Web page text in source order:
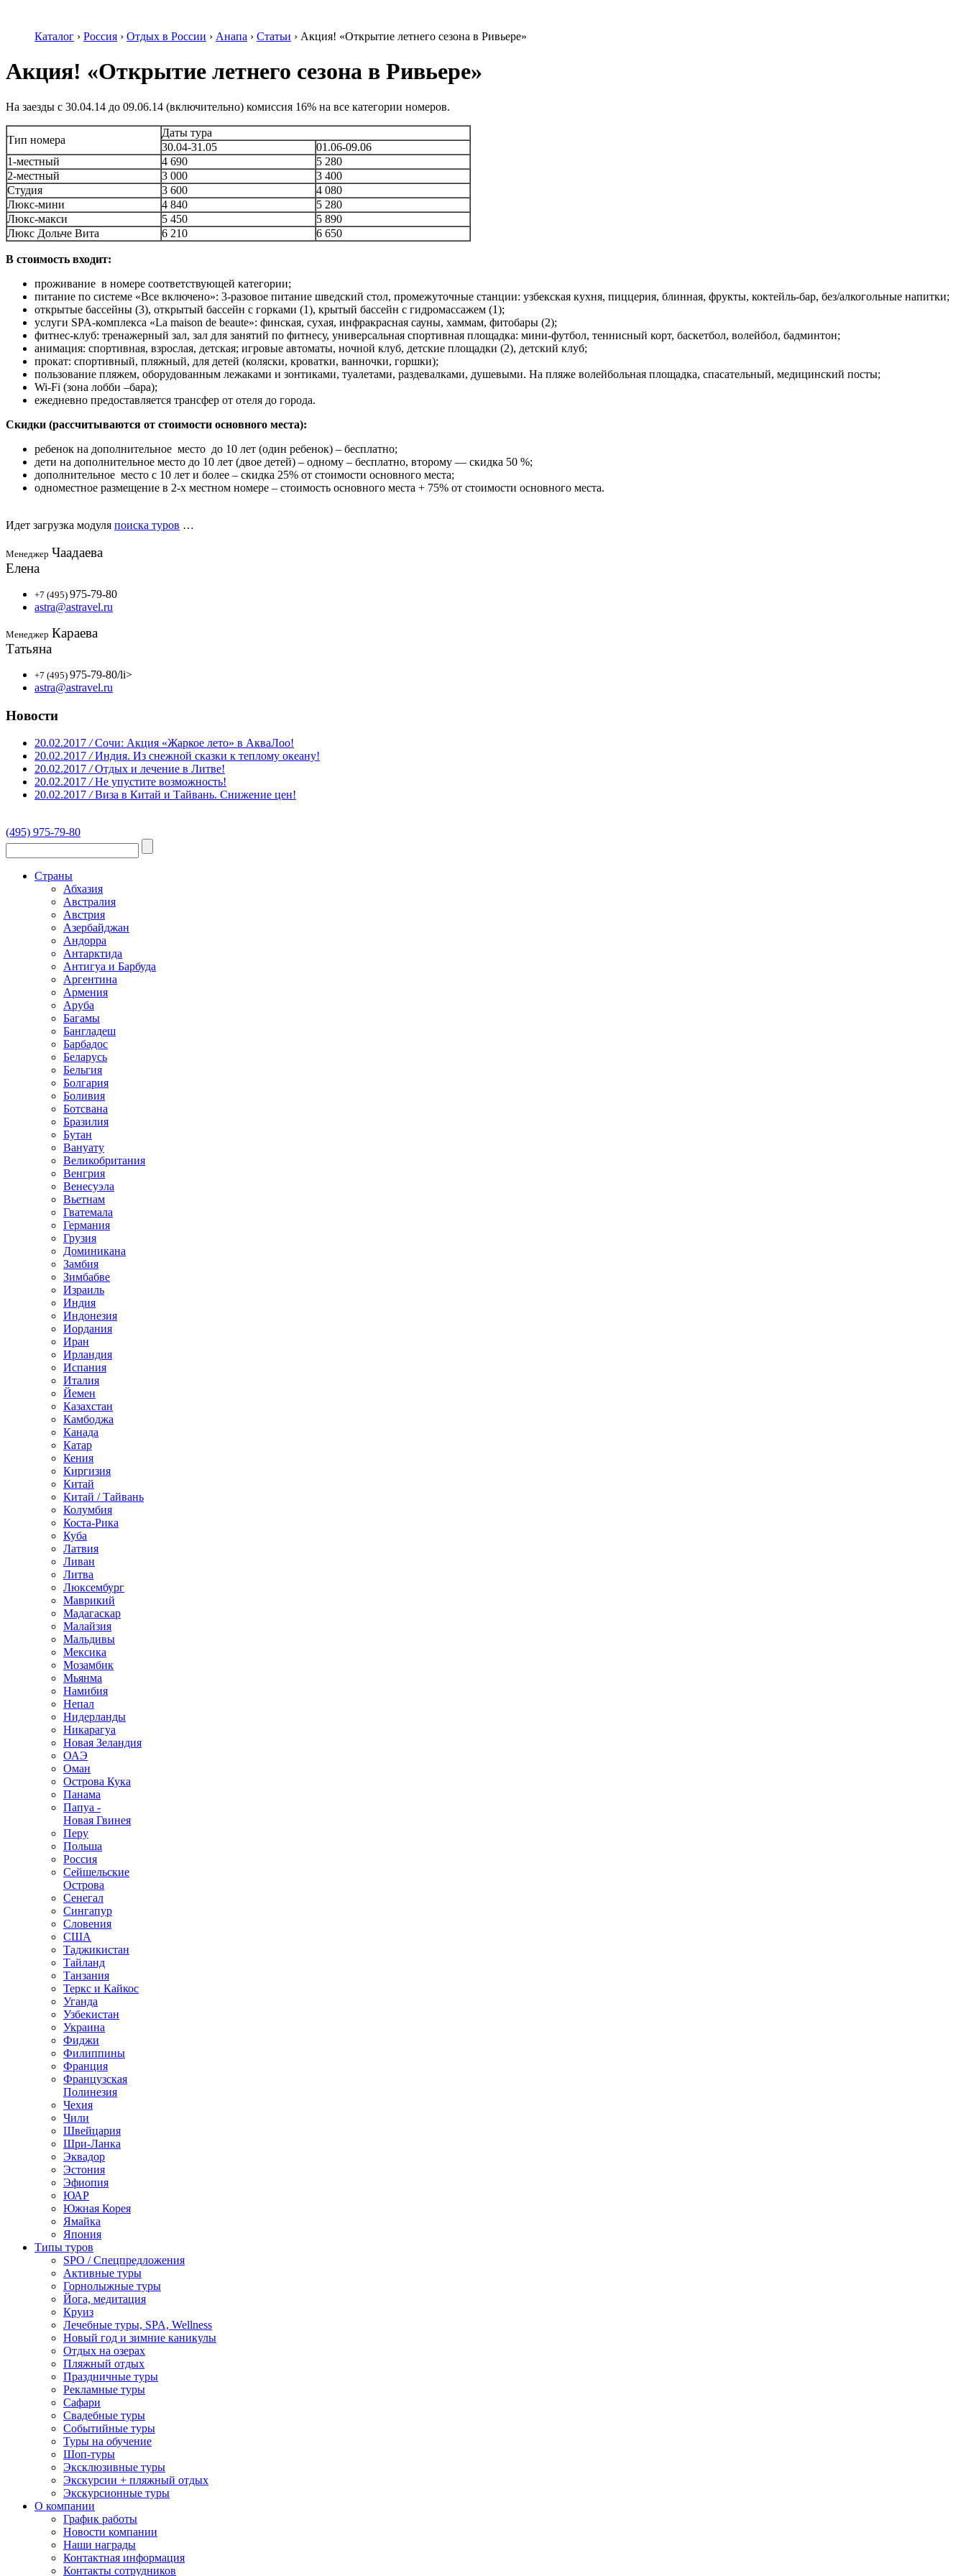
Каталог › Россия › Отдых в России › Анапа › Статьи › Акция! «Открытие летнего сезона в Ривьере»
Акция! «Открытие летнего сезона в Ривьере»
На заезды с 30.04.14 до 09.06.14 (включительно) комиссия 16% на все категории номеров.
Тип номера
Даты тура
30.04-31.05
01.06-09.06
1-местный
4 690
5 280
2-местный
3 000
3 400
Студия
3 600
4 080
Люкс-мини
4 840
5 280
Люкс-макси
5 450
5 890
Люкс Дольче Вита
6 210 6 650
В стоимость входит:
проживание в номере соответствующей категории;
питание по системе «Все включено»: 3-разовое питание шведский стол, промежуточные станции: узбекская кухня, пиццерия, блинная, фрукты, коктейль-бар, без/алкогольные напитки;
открытые бассейны (3), открытый бассейн с горками (1), крытый бассейн с гидромассажем (1);
услуги SPA-комплекса «La maison de beaute»: финская, сухая, инфракрасная сауны, хаммам, фитобары (2);
фитнес-клуб: тренажерный зал, зал для занятий по фитнесу, универсальная спортивная площадка: мини-футбол, теннисный корт, баскетбол, волейбол, бадминтон;
анимация: спортивная, взрослая, детская; игровые автоматы, ночной клуб, детские площадки (2), детский клуб;
прокат: спортивный, пляжный, для детей (коляски, кроватки, ванночки, горшки);
пользование пляжем, оборудованным лежаками и зонтиками, туалетами, раздевалками, душевыми. На пляже волейбольная площадка, спасательный, медицинский посты;
Wi-Fi (зона лобби –бара);
ежедневно предоставляется трансфер от отеля до города.
Скидки (рассчитываются от стоимости основного места):
ребенок на дополнительное место до 10 лет (один ребенок) – бесплатно;
дети на дополнительное место до 10 лет (двое детей) – одному – бесплатно, второму — скидка 50 %;
дополнительное место с 10 лет и более – скидка 25% от стоимости основного места;
одноместное размещение в 2-х местном номере – стоимость основного места + 75% от стоимости основного места.
Идет загрузка модуля поиска туров …
Менеджер Чаадаева
Елена
+7 (495) 975-79-80
astra@astravel.ru
Менеджер Караева
Татьяна
+7 (495) 975-79-80/li>
astra@astravel.ru
Новости
20.02.2017 / Сочи: Акция «Жаркое лето» в АкваЛоо!
20.02.2017 / Индия. Из снежной сказки к теплому океану!
20.02.2017 / Отдых и лечение в Литве!
20.02.2017 / Не упустите возможность!
20.02.2017 / Виза в Китай и Тайвань. Снижение цен!
(495) 975-79-80
Страны
Абхазия
Австралия
Австрия
Азербайджан
Андорра
Антарктида
Антигуа и Барбуда
Аргентина
Армения
Аруба
Багамы
Бангладеш
Барбадос
Беларусь
Бельгия
Болгария
Боливия
Ботсвана
Бразилия
Бутан
Вануату
Великобритания
Венгрия
Венесуэла
Вьетнам
Гватемала
Германия
Грузия
Доминикана
Замбия
Зимбабве
Израиль
Индия
Индонезия
Иордания
Иран
Ирландия
Испания
Италия
Йемен
Казахстан
Камбоджа
Канада
Катар
Кения
Киргизия
Китай
Китай / Тайвань
Колумбия
Коста-Рика
Куба
Латвия
Ливан
Литва
Люксембург
Маврикий
Мадагаскар
Малайзия
Мальдивы
Мексика
Мозамбик
Мьянма
Намибия
Непал
Нидерланды
Никарагуа
Новая Зеландия
ОАЭ
Оман
Острова Кука
Панама
Папуа -
Новая Гвинея
Перу
Польша
Россия
Сейшельские
Острова
Сенегал
Сингапур
Словения
США
Таджикистан
Тайланд
Танзания
Теркс и Кайкос
Уганда
Узбекистан
Украина
Фиджи
Филиппины
Франция
Французская
Полинезия
Чехия
Чили
Швейцария
Шри-Ланка
Эквадор
Эстония
Эфиопия
ЮАР
Южная Корея
Ямайка
Япония
Типы туров
SPO / Спецпредложения
Активные туры
Горнолыжные туры
Йога, медитация
Круиз
Лечебные туры, SPA, Wellness
Новый год и зимние каникулы
Отдых на озерах
Пляжный отдых
Праздничные туры
Рекламные туры
Сафари
Свадебные туры
Событийные туры
Туры на обучение
Шоп-туры
Эксклюзивные туры
Экскурсии + пляжный отдых
Экскурсионные туры
О компании
График работы
Новости компании
Наши награды
Контактная информация
Контакты сотрудников